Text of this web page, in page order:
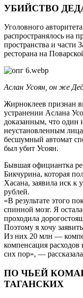
УБИЙСТВО
Уголовного
распространялось на
пространства и части
ресторана на
Аслан Усоян, он же
Жирноклеев признан
устранении Аслана
доказанным, что один
неустановленным
бесшумный автомат
был убит Усоян.
Бывшая официантка
Бикчурина, которая
Хасана, заявила иск к
рублей.
«В результате этого
спинной мозг. Я
проходила
Поэтому я хочу
Из них 20 млн —
компенсация
сих пор», —
ПО ЧЬЕЙ
ТАГАНСКИХ